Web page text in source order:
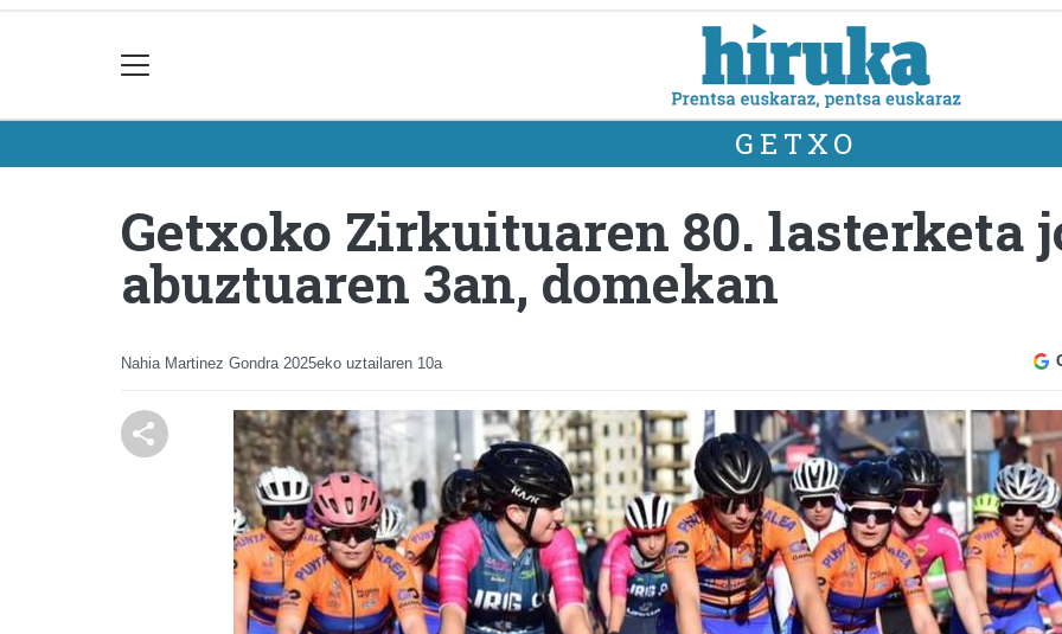
GETXO
Getxoko Zirkuituaren 80. lasterketa
abuztuaren 3an, domekan
Nahia Martinez Gondra 2025eko uztailaren 10a